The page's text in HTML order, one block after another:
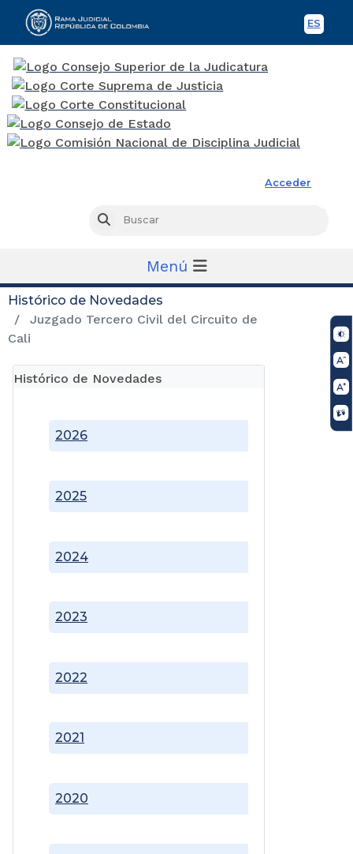
ES
Acceder
Buscar
Menú
Histórico de Novedades
Juzgado Tercero Civil del Circuito de
Cali
Histórico de Novedades
2020
2021
2022
2023
2024
2025
2026